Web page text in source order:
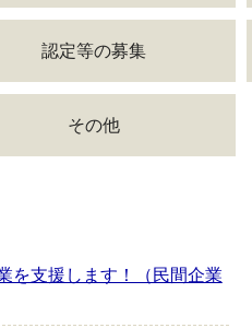
認定等の募集
その他
を支援します！（民間企業